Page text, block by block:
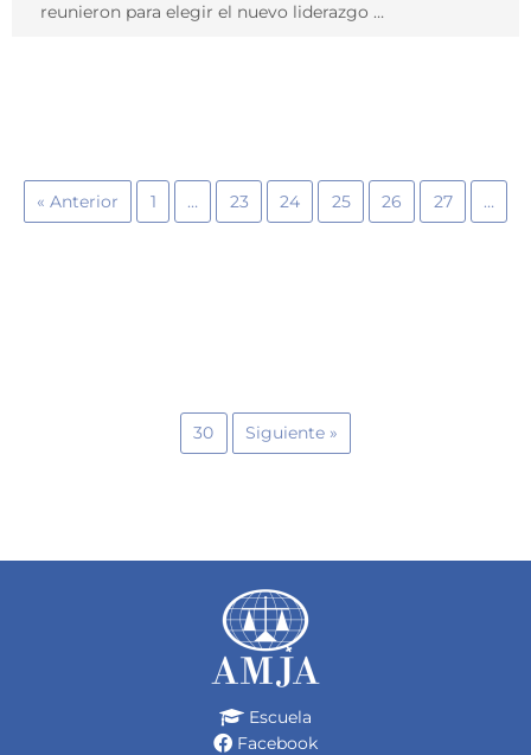
reunieron para elegir el nuevo liderazgo …
« Anterior 1 … 23 24 25 26 27 …
30 Siguiente »
Escuela
Facebook